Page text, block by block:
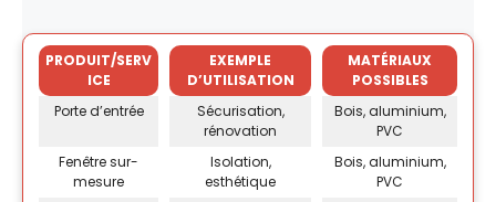
PRODUIT/SERV
ICE
EXEMPLE
D’UTILISATION
MATÉRIAUX
POSSIBLES
Porte d’entrée
Sécurisation,
rénovation
Bois, aluminium,
PVC
Fenêtre sur-
mesure
Isolation,
esthétique
Bois, aluminium,
PVC